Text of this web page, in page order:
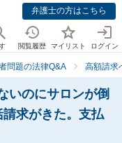
弁護士の方はこちら
閲覧履歴 マイリスト ログイン
問題の法律Q&A 高額請求
いのにサロンが倒
求がきた。支払